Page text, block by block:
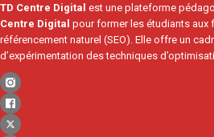
TD Centre Digital est une plateforme
Centre Digital pour former les étudiants aux
référencement naturel (SEO). Elle offre un
d’expérimentation des techniques